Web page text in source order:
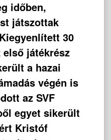
időben,
játszottak
30
első játékrész
a hazai
végén is
az SVF
egyet sikerült
Kristóf